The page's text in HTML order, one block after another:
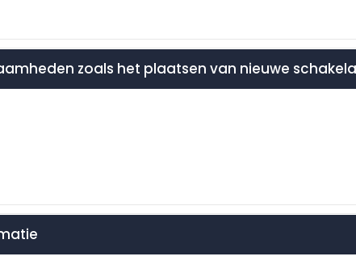
zoals het plaatsen van nieuwe